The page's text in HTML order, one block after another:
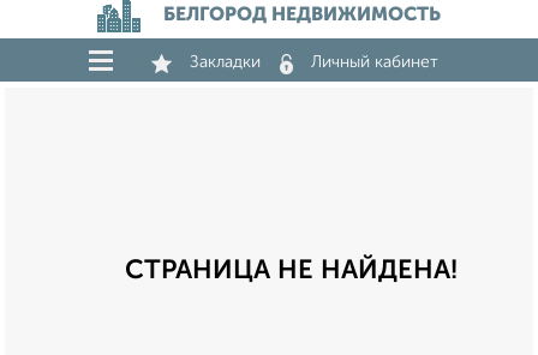
БЕЛГОРОД НЕДВИЖИМОСТЬ
Закладки Личный кабинет
СТРАНИЦА НЕ НАЙДЕНА!